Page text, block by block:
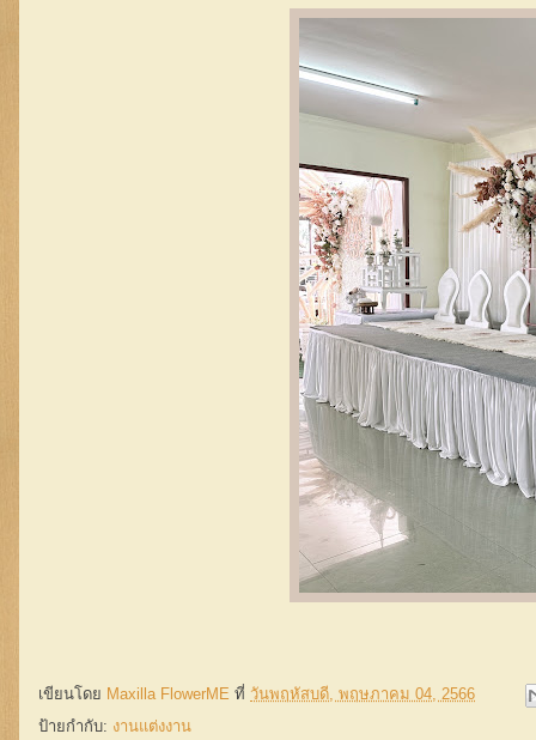
เขียนโดย Maxilla FlowerME ที่ วันพฤหัสบดี, พฤษภาคม 04, 2566
ป้ายกำกับ: งานแต่งงาน